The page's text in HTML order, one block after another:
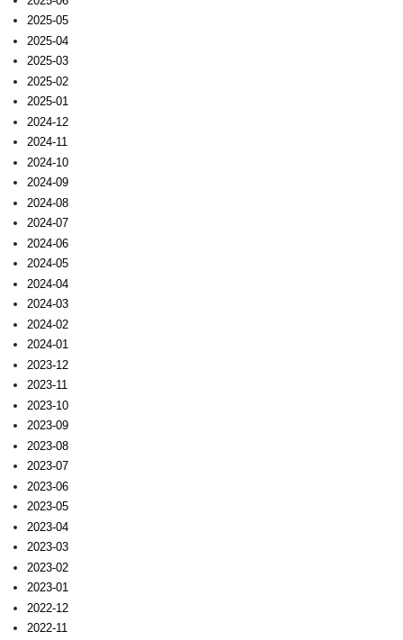
2025-05
2025-04
2025-03
2025-02
2025-01
2024-12
2024-11
2024-10
2024-09
2024-08
2024-07
2024-06
2024-05
2024-04
2024-03
2024-02
2024-01
2023-12
2023-11
2023-10
2023-09
2023-08
2023-07
2023-06
2023-05
2023-04
2023-03
2023-02
2023-01
2022-12
2022-11